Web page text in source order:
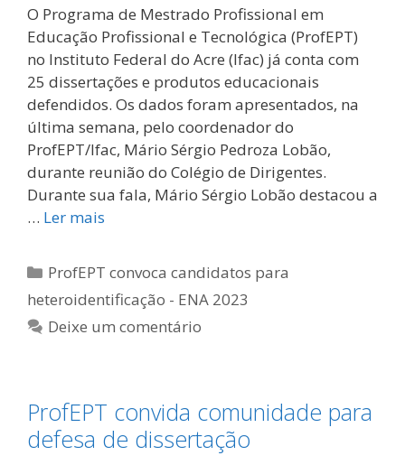
O Programa de Mestrado Profissional em
Educação Profissional e Tecnológica (ProfEPT)
no Instituto Federal do Acre (Ifac) já conta com
25 dissertações e produtos educacionais
defendidos. Os dados foram apresentados, na
última semana, pelo coordenador do
ProfEPT/Ifac, Mário Sérgio Pedroza Lobão,
durante reunião do Colégio de Dirigentes.
Durante sua fala, Mário Sérgio Lobão destacou a
… Ler mais
Categorias
ProfEPT convoca candidatos para
heteroidentificação - ENA 2023
Deixe um comentário
ProfEPT convida comunidade para
defesa de dissertação